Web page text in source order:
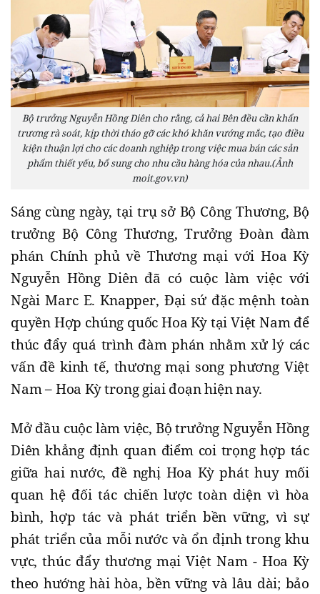
Bộ trưởng Nguyễn Hồng Diên cho rằng, cả hai Bên đều cần khẩn
trương rà soát, kịp thời tháo gỡ các khó khăn vướng mắc, tạo điều
kiện thuận lợi cho các doanh nghiệp trong việc mua bán các sản
phẩm thiết yếu, bổ sung cho nhu cầu hàng hóa của nhau.(Ảnh
moit.gov.vn)
Sáng cùng ngày, tại trụ sở Bộ Công Thương, Bộ
trưởng Bộ Công Thương, Trưởng Đoàn đàm
phán Chính phủ về Thương mại với Hoa Kỳ
Nguyễn Hồng Diên đã có cuộc làm việc với
Ngài Marc E. Knapper, Đại sứ đặc mệnh toàn
quyền Hợp chúng quốc Hoa Kỳ tại Việt Nam để
thúc đẩy quá trình đàm phán nhằm xử lý các
vấn đề kinh tế, thương mại song phương Việt
Nam – Hoa Kỳ trong giai đoạn hiện nay.
Mở đầu cuộc làm việc, Bộ trưởng Nguyễn Hồng
Diên khẳng định quan điểm coi trọng hợp tác
giữa hai nước, đề nghị Hoa Kỳ phát huy mối
quan hệ đối tác chiến lược toàn diện vì hòa
bình, hợp tác và phát triển bền vững, vì sự
phát triển của mỗi nước và ổn định trong khu
vực, thúc đẩy thương mại Việt Nam - Hoa Kỳ
theo hướng hài hòa, bền vững và lâu dài; bảo